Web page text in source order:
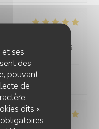
et ses
des
pouvant
de
dits «
:5/5 Qualité / Prix /5
rapide.